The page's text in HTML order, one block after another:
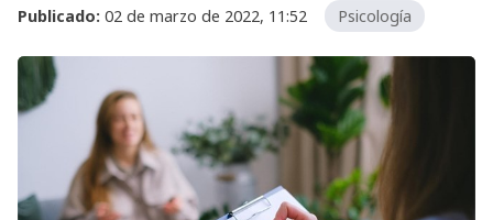
Publicado: 02 de marzo de 2022, 11:52 Psicología